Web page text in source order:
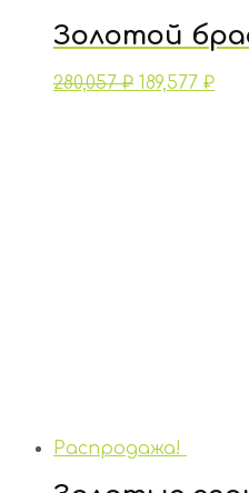
Золотой
280,057₽ 189,577 ₽
Распродажа!